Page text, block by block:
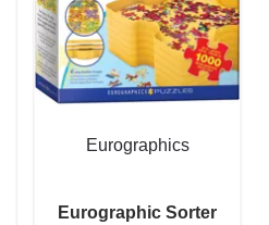
Eurographics
Eurographic Sorter